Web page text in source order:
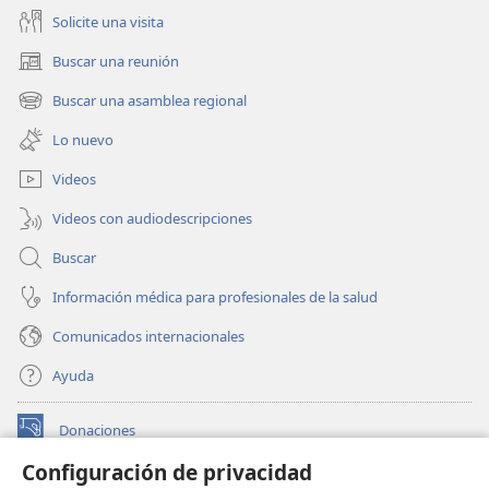
Configuración de privacidad
Solicite una visita
Buscar una reunión
(abre
una
nueva
ventana)
Buscar una asamblea regional
(abre
una
nueva
ventana)
Lo nuevo
Videos
Videos con audiodescripciones
Buscar
Información médica para profesionales de la salud
Comunicados internacionales
Ayuda
Donaciones
(abre
nueva